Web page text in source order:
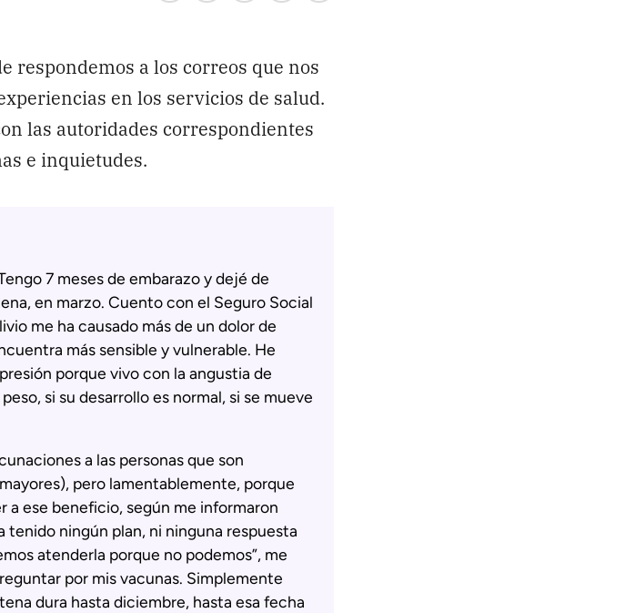
respondemos a los correos que nos
en los servicios de salud.
las autoridades correspondientes
e inquietudes.
7 meses de embarazo y dejé de
en marzo. Cuento con el Seguro Social
me ha causado más de un dolor de
más sensible y vulnerable. He
porque vivo con la angustia de
si su desarrollo es normal, si se mueve
a las personas que son
pero lamentablemente, porque
a ese beneficio, según me informaron
tenido ningún plan, ni ninguna respuesta
atenderla porque no podemos”, me
por mis vacunas. Simplemente
dura hasta diciembre, hasta esa fecha